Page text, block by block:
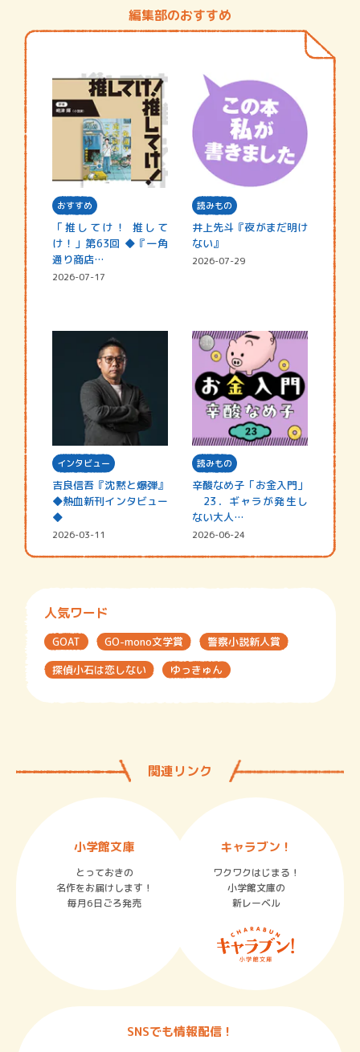
編集部のおすすめ
おすすめ
「推してけ！ 推して
け！」第63回 ◆『一角
通り商店…
2026-07-17
読みもの
井上先斗『夜がまだ明け
ない』
2026-07-29
インタビュー
吉良信吾『沈黙と爆弾』
◆熱血新刊インタビュー
◆
2026-03-11
読みもの
辛酸なめ子「お金入門」
23．ギャラが発生し
ない大人…
2026-06-24
人気ワード
GOAT GO-mono文学賞
警察小説新人賞
探偵小石は恋しない
ゆっきゅん
関連リンク
小学館文庫
とっておきの
名作をお届けします！
毎月6日ごろ発売
キャラブン！
ワクワクはじまる！
小学館文庫の
新レーベル
SNSでも情報配信！